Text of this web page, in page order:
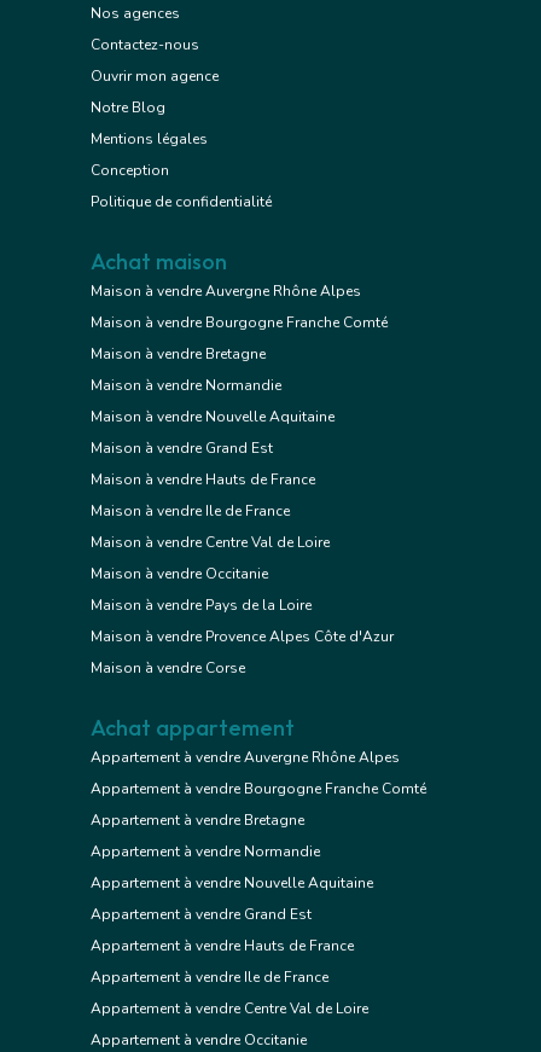
Nos agences
Contactez-nous
Ouvrir mon agence
Notre Blog
Mentions légales
Conception
Politique de confidentialité
Achat maison
Maison à vendre Auvergne Rhône Alpes
Maison à vendre Bourgogne Franche Comté
Maison à vendre Bretagne
Maison à vendre Normandie
Maison à vendre Nouvelle Aquitaine
Maison à vendre Grand Est
Maison à vendre Hauts de France
Maison à vendre Ile de France
Maison à vendre Centre Val de Loire
Maison à vendre Occitanie
Maison à vendre Pays de la Loire
Maison à vendre Provence Alpes Côte d'Azur
Maison à vendre Corse
Achat appartement
Appartement à vendre Auvergne Rhône Alpes
Appartement à vendre Bourgogne Franche Comté
Appartement à vendre Bretagne
Appartement à vendre Normandie
Appartement à vendre Nouvelle Aquitaine
Appartement à vendre Grand Est
Appartement à vendre Hauts de France
Appartement à vendre Ile de France
Appartement à vendre Centre Val de Loire
Appartement à vendre Occitanie